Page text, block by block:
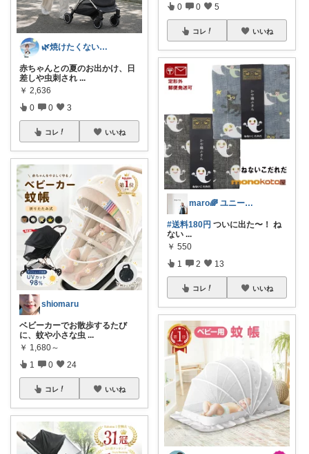
🌿焼けたくない人のUV・夏快適ROOM
赤ちゃんとの夏のお出かけ、日
差しや虫刺され ...
￥ 2,636
0 0 3
コレ いいね
shiomaru
ベビーカーでお散歩するたび
に、蚊や小さな虫 ...
￥ 1,680～
1 0 24
コレ いいね
0 0 5
コレ いいね
maro🌈 ユニークと便利
#送料180円 ついに出た〜！ ね
ない ...
￥ 550
1 2 13
コレ いいね